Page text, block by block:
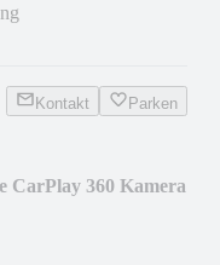
Kontakt Parken
CarPlay 360 Kamera